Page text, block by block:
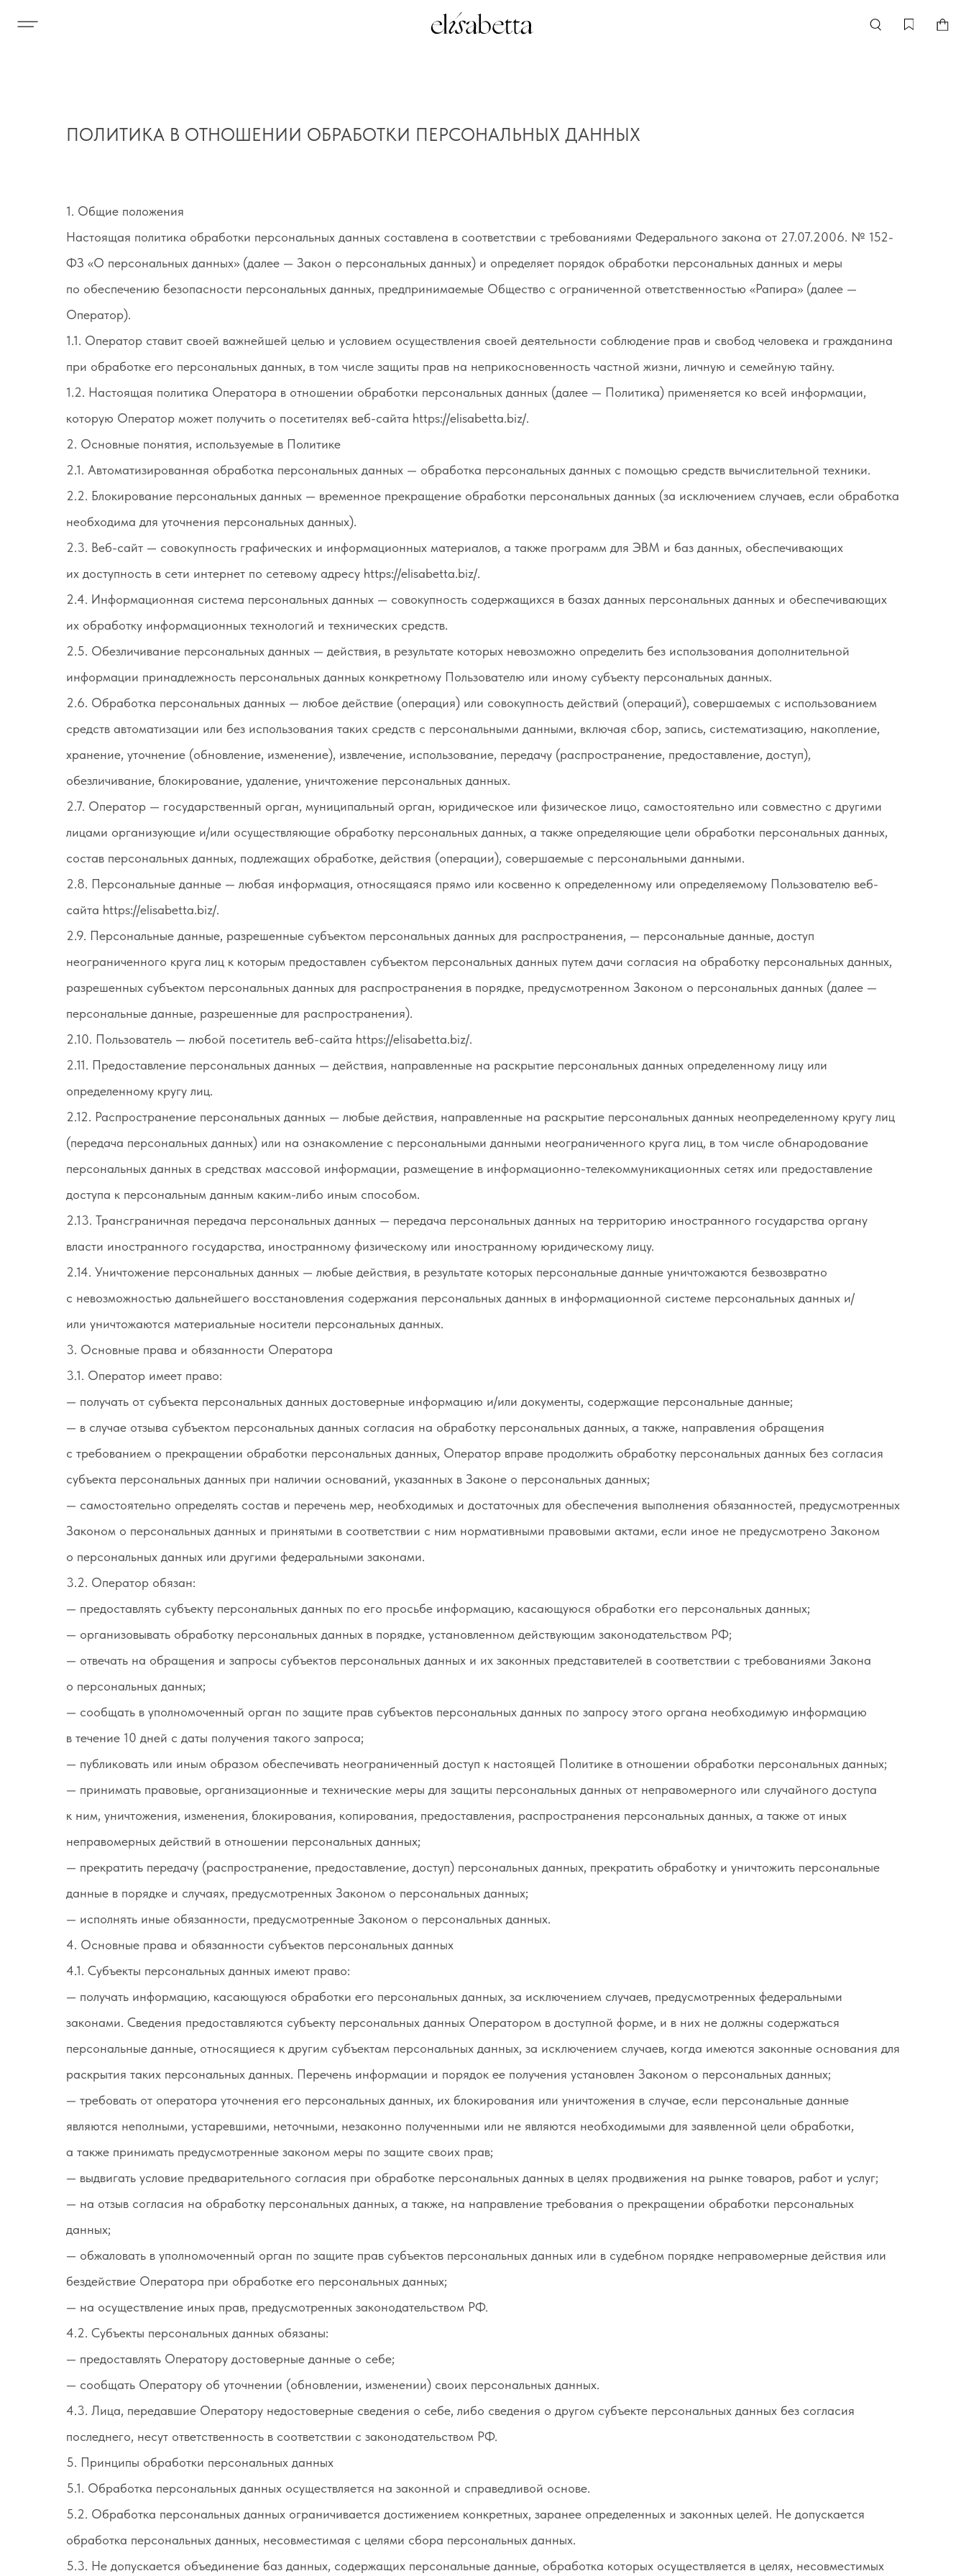
ПОЛИТИКА В ОТНОШЕНИИ ОБРАБОТКИ ПЕРСОНАЛЬНЫХ ДАННЫХ
1. Общие положения
Настоящая политика обработки персональных данных составлена в соответствии с требованиями Федерального закона от 27.07.2006. № 152-
ФЗ «О персональных данных» (далее — Закон о персональных данных) и определяет порядок обработки персональных данных и меры
по обеспечению безопасности персональных данных, предпринимаемые Общество с ограниченной ответственностью «Рапира» (далее —
Оператор).
1.1. Оператор ставит своей важнейшей целью и условием осуществления своей деятельности соблюдение прав и свобод человека и гражданина
при обработке его персональных данных, в том числе защиты прав на неприкосновенность частной жизни, личную и семейную тайну.
1.2. Настоящая политика Оператора в отношении обработки персональных данных (далее — Политика) применяется ко всей информации,
которую Оператор может получить о посетителях веб-сайта https://elisabetta.biz/.
2. Основные понятия, используемые в Политике
2.1. Автоматизированная обработка персональных данных — обработка персональных данных с помощью средств вычислительной техники.
2.2. Блокирование персональных данных — временное прекращение обработки персональных данных (за исключением случаев, если обработка
необходима для уточнения персональных данных).
2.3. Веб-сайт — совокупность графических и информационных материалов, а также программ для ЭВМ и баз данных, обеспечивающих
их доступность в сети интернет по сетевому адресу https://elisabetta.biz/.
2.4. Информационная система персональных данных — совокупность содержащихся в базах данных персональных данных и обеспечивающих
их обработку информационных технологий и технических средств.
2.5. Обезличивание персональных данных — действия, в результате которых невозможно определить без использования дополнительной
информации принадлежность персональных данных конкретному Пользователю или иному субъекту персональных данных.
2.6. Обработка персональных данных — любое действие (операция) или совокупность действий (операций), совершаемых с использованием
средств автоматизации или без использования таких средств с персональными данными, включая сбор, запись, систематизацию, накопление,
хранение, уточнение (обновление, изменение), извлечение, использование, передачу (распространение, предоставление, доступ),
обезличивание, блокирование, удаление, уничтожение персональных данных.
2.7. Оператор — государственный орган, муниципальный орган, юридическое или физическое лицо, самостоятельно или совместно с другими
лицами организующие и/или осуществляющие обработку персональных данных, а также определяющие цели обработки персональных данных,
состав персональных данных, подлежащих обработке, действия (операции), совершаемые с персональными данными.
2.8. Персональные данные — любая информация, относящаяся прямо или косвенно к определенному или определяемому Пользователю веб-
сайта https://elisabetta.biz/.
2.9. Персональные данные, разрешенные субъектом персональных данных для распространения, — персональные данные, доступ
неограниченного круга лиц к которым предоставлен субъектом персональных данных путем дачи согласия на обработку персональных данных,
разрешенных субъектом персональных данных для распространения в порядке, предусмотренном Законом о персональных данных (далее —
персональные данные, разрешенные для распространения).
2.10. Пользователь — любой посетитель веб-сайта https://elisabetta.biz/.
2.11. Предоставление персональных данных — действия, направленные на раскрытие персональных данных определенному лицу или
определенному кругу лиц.
2.12. Распространение персональных данных — любые действия, направленные на раскрытие персональных данных неопределенному кругу лиц
(передача персональных данных) или на ознакомление с персональными данными неограниченного круга лиц, в том числе обнародование
персональных данных в средствах массовой информации, размещение в информационно-телекоммуникационных сетях или предоставление
доступа к персональным данным каким-либо иным способом.
2.13. Трансграничная передача персональных данных — передача персональных данных на территорию иностранного государства органу
власти иностранного государства, иностранному физическому или иностранному юридическому лицу.
2.14. Уничтожение персональных данных — любые действия, в результате которых персональные данные уничтожаются безвозвратно
с невозможностью дальнейшего восстановления содержания персональных данных в информационной системе персональных данных и/
или уничтожаются материальные носители персональных данных.
3. Основные права и обязанности Оператора
3.1. Оператор имеет право:
— получать от субъекта персональных данных достоверные информацию и/или документы, содержащие персональные данные;
— в случае отзыва субъектом персональных данных согласия на обработку персональных данных, а также, направления обращения
с требованием о прекращении обработки персональных данных, Оператор вправе продолжить обработку персональных данных без согласия
субъекта персональных данных при наличии оснований, указанных в Законе о персональных данных;
— самостоятельно определять состав и перечень мер, необходимых и достаточных для обеспечения выполнения обязанностей, предусмотренных
Законом о персональных данных и принятыми в соответствии с ним нормативными правовыми актами, если иное не предусмотрено Законом
о персональных данных или другими федеральными законами.
3.2. Оператор обязан:
— предоставлять субъекту персональных данных по его просьбе информацию, касающуюся обработки его персональных данных;
— организовывать обработку персональных данных в порядке, установленном действующим законодательством РФ;
— отвечать на обращения и запросы субъектов персональных данных и их законных представителей в соответствии с требованиями Закона
о персональных данных;
— сообщать в уполномоченный орган по защите прав субъектов персональных данных по запросу этого органа необходимую информацию
в течение 10 дней с даты получения такого запроса;
— публиковать или иным образом обеспечивать неограниченный доступ к настоящей Политике в отношении обработки персональных данных;
— принимать правовые, организационные и технические меры для защиты персональных данных от неправомерного или случайного доступа
к ним, уничтожения, изменения, блокирования, копирования, предоставления, распространения персональных данных, а также от иных
неправомерных действий в отношении персональных данных;
— прекратить передачу (распространение, предоставление, доступ) персональных данных, прекратить обработку и уничтожить персональные
данные в порядке и случаях, предусмотренных Законом о персональных данных;
— исполнять иные обязанности, предусмотренные Законом о персональных данных.
4. Основные права и обязанности субъектов персональных данных
4.1. Субъекты персональных данных имеют право:
— получать информацию, касающуюся обработки его персональных данных, за исключением случаев, предусмотренных федеральными
законами. Сведения предоставляются субъекту персональных данных Оператором в доступной форме, и в них не должны содержаться
персональные данные, относящиеся к другим субъектам персональных данных, за исключением случаев, когда имеются законные основания для
раскрытия таких персональных данных. Перечень информации и порядок ее получения установлен Законом о персональных данных;
— требовать от оператора уточнения его персональных данных, их блокирования или уничтожения в случае, если персональные данные
являются неполными, устаревшими, неточными, незаконно полученными или не являются необходимыми для заявленной цели обработки,
а также принимать предусмотренные законом меры по защите своих прав;
— выдвигать условие предварительного согласия при обработке персональных данных в целях продвижения на рынке товаров, работ и услуг;
— на отзыв согласия на обработку персональных данных, а также, на направление требования о прекращении обработки персональных
данных;
— обжаловать в уполномоченный орган по защите прав субъектов персональных данных или в судебном порядке неправомерные действия или
бездействие Оператора при обработке его персональных данных;
— на осуществление иных прав, предусмотренных законодательством РФ.
4.2. Субъекты персональных данных обязаны:
— предоставлять Оператору достоверные данные о себе;
— сообщать Оператору об уточнении (обновлении, изменении) своих персональных данных.
4.3. Лица, передавшие Оператору недостоверные сведения о себе, либо сведения о другом субъекте персональных данных без согласия
последнего, несут ответственность в соответствии с законодательством РФ.
5. Принципы обработки персональных данных
5.1. Обработка персональных данных осуществляется на законной и справедливой основе.
5.2. Обработка персональных данных ограничивается достижением конкретных, заранее определенных и законных целей. Не допускается
обработка персональных данных, несовместимая с целями сбора персональных данных.
5.3. Не допускается объединение баз данных, содержащих персональные данные, обработка которых осуществляется в целях, несовместимых